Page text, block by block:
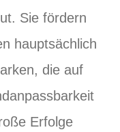
Sie fördern
hauptsächlich
die auf
Erfolge